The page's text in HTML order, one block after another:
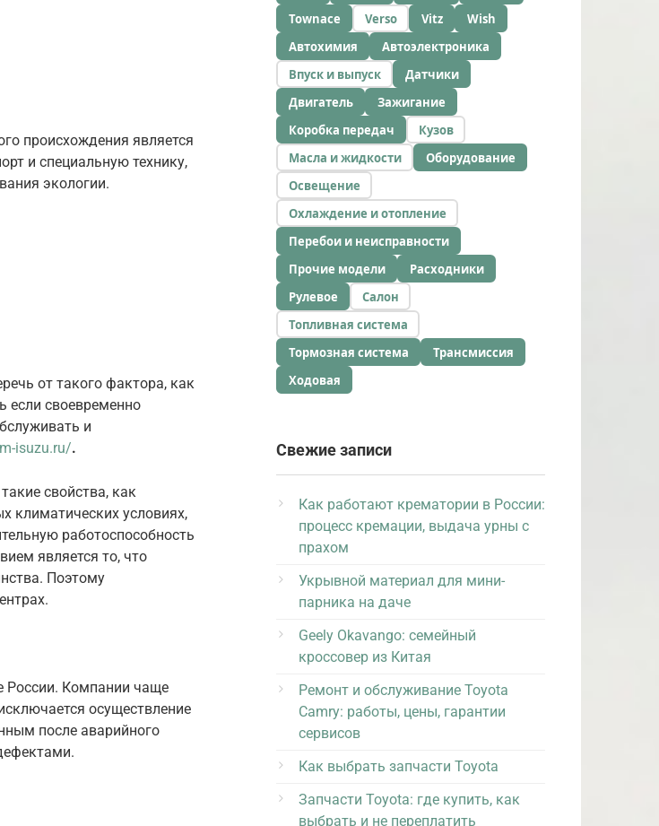
происхождения является
и специальную технику,
экологии.
от такого фактора, как
если своевременно
и
isuzu.ru/.
свойства, как
климатических условиях,
работоспособность
является то, что
Поэтому
России. Компании чаще
осуществление
после аварийного
Townace
Verso Vitz
Wish
Автохимия
Автоэлектроника
Впуск и выпуск
Датчики
Двигатель
Зажигание
Коробка передач
Кузов
Масла и жидкости
Оборудование
Освещение
Охлаждение и отопление
Перебои и неисправности
Прочие модели
Расходники
Рулевое
Салон
Топливная система
Тормозная система
Трансмиссия
Ходовая
Свежие записи
Как работают крематории в России:
процесс кремации, выдача урны с
прахом
Укрывной материал для мини-
парника на даче
Geely Okavango: семейный
кроссовер из Китая
Ремонт и обслуживание Toyota
Camry: работы, цены, гарантии
сервисов
Как выбрать запчасти Toyota
Запчасти Toyota: где купить, как
выбрать и не переплатить